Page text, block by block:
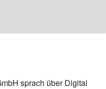
sprach über Digital